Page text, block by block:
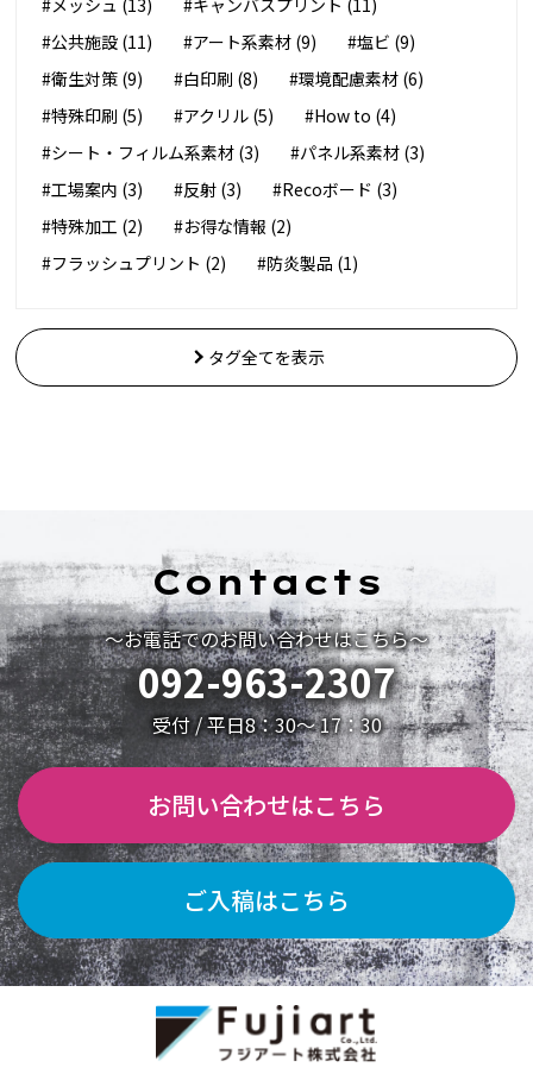
#公共施設 (11)
#アート系素材 (9)
#塩ビ (9)
#衛生対策 (9)
#白印刷 (8)
#環境配慮素材 (6)
#特殊印刷 (5)
#アクリル (5)
#How to (4)
#シート・フィルム系素材 (3)
#パネル系素材 (3)
#工場案内 (3)
#反射 (3)
#Recoボード (3)
#特殊加工 (2)
#お得な情報 (2)
#フラッシュプリント (2)
#防炎製品 (1)
タグ全てを表示
Contacts
～お電話でのお問い合わせはこちら～
092-963-2307
受付 / 平日8：30～ 17：30
お問い合わせはこちら
ご入稿はこちら